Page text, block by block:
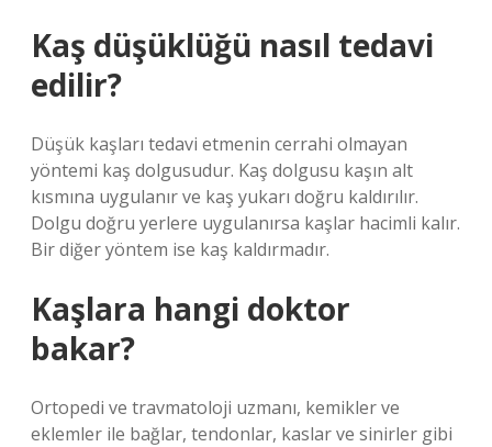
Kaş düşüklüğü nasıl tedavi
edilir?
Düşük kaşları tedavi etmenin cerrahi olmayan
yöntemi kaş dolgusudur. Kaş dolgusu kaşın alt
kısmına uygulanır ve kaş yukarı doğru kaldırılır.
Dolgu doğru yerlere uygulanırsa kaşlar hacimli kalır.
Bir diğer yöntem ise kaş kaldırmadır.
Kaşlara hangi doktor
bakar?
Ortopedi ve travmatoloji uzmanı, kemikler ve
eklemler ile bağlar, tendonlar, kaslar ve sinirler gibi